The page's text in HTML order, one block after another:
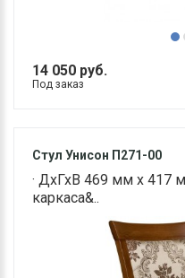
14 050 руб.
Под заказ
Стул Унисон П271-00
· ДхГхВ 469 мм х 417
каркаса&..